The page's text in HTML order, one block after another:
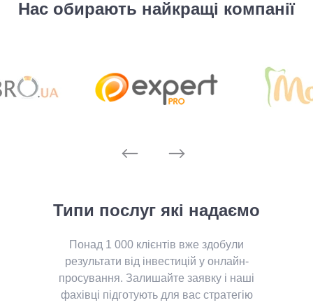
Нас обирають найкращі компанії
Типи послуг які надаємо
Понад 1 000 клієнтів вже здобули
результати від інвестицій у онлайн-
просування. Залишайте заявку і наші
фахівці підготують для вас стратегію